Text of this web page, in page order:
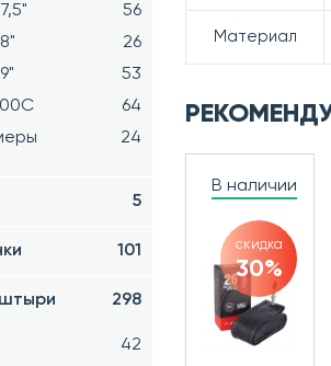
56
26
53
64
24
5
101
298
42
Материал
В наличии
скидка
30%